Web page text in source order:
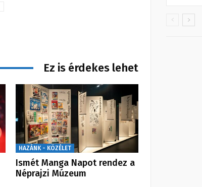
Ez is érdekes lehet
HAZÁNK - KÖZÉLET
Ismét Manga Napot rendez a
Néprajzi Múzeum